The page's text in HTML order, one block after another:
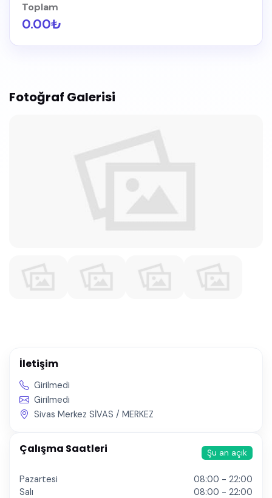
Toplam
0.00₺
Fotoğraf Galerisi
İletişim
Girilmedi
Girilmedi
Sivas Merkez SİVAS / MERKEZ
Çalışma Saatleri Şu an açık
Pazartesi
08:00 - 22:00
Salı
08:00 - 22:00